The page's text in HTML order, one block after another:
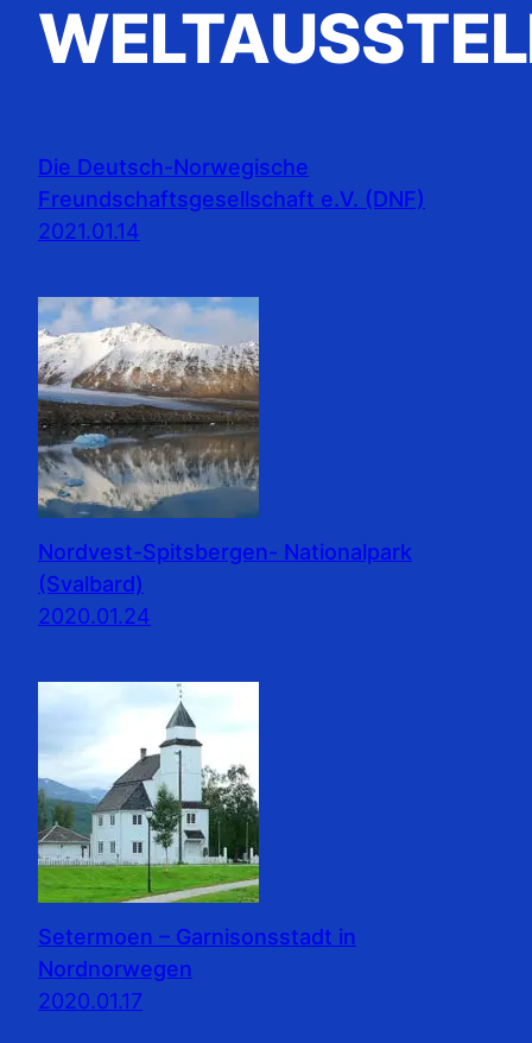
Die Deutsch-Norwegische
Freundschaftsgesellschaft e.V. (DNF)
2021.01.14
Nordvest-Spitsbergen- Nationalpark
(Svalbard)
2020.01.24
Setermoen – Garnisonsstadt in
Nordnorwegen
2020.01.17